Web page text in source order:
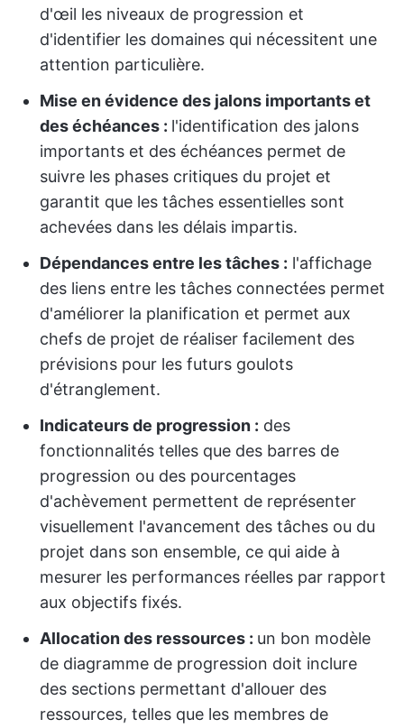
d'œil les niveaux de progression et
d'identifier les domaines qui nécessitent une
attention particulière.
Mise en évidence des jalons importants et
des échéances : l'identification des jalons
importants et des échéances permet de
suivre les phases critiques du projet et
garantit que les tâches essentielles sont
achevées dans les délais impartis.
Dépendances entre les tâches : l'affichage
des liens entre les tâches connectées permet
d'améliorer la planification et permet aux
chefs de projet de réaliser facilement des
prévisions pour les futurs goulots
d'étranglement.
Indicateurs de progression : des
fonctionnalités telles que des barres de
progression ou des pourcentages
d'achèvement permettent de représenter
visuellement l'avancement des tâches ou du
projet dans son ensemble, ce qui aide à
mesurer les performances réelles par rapport
aux objectifs fixés.
Allocation des ressources : un bon modèle
de diagramme de progression doit inclure
des sections permettant d'allouer des
ressources, telles que les membres de